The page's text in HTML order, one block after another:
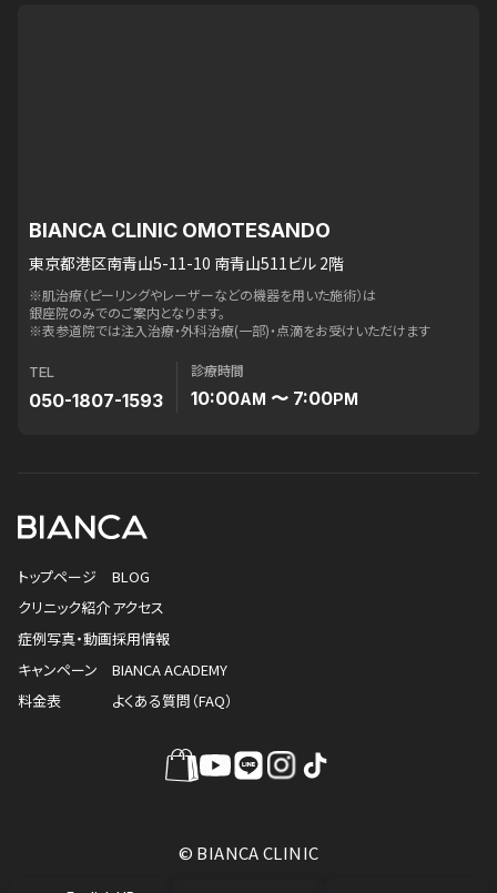
BIANCA CLINIC OMOTESANDO
東京都港区南青山5-11-10 南青山511ビル 2階
※肌治療（ピーリングやレーザーなどの機器を用いた施術）は
銀座院のみでのご案内となります。
※表参道院では注入治療・外科治療(一部)・点滴をお受けいただけます
TEL
050-1807-1593
診療時間
10:00AM 〜 7:00PM
トップページ
クリニック紹介
症例写真・動画
キャンペーン
料金表
BLOG
アクセス
採用情報
BIANCA ACADEMY
よくある質問（FAQ）
© BIANCA CLINIC